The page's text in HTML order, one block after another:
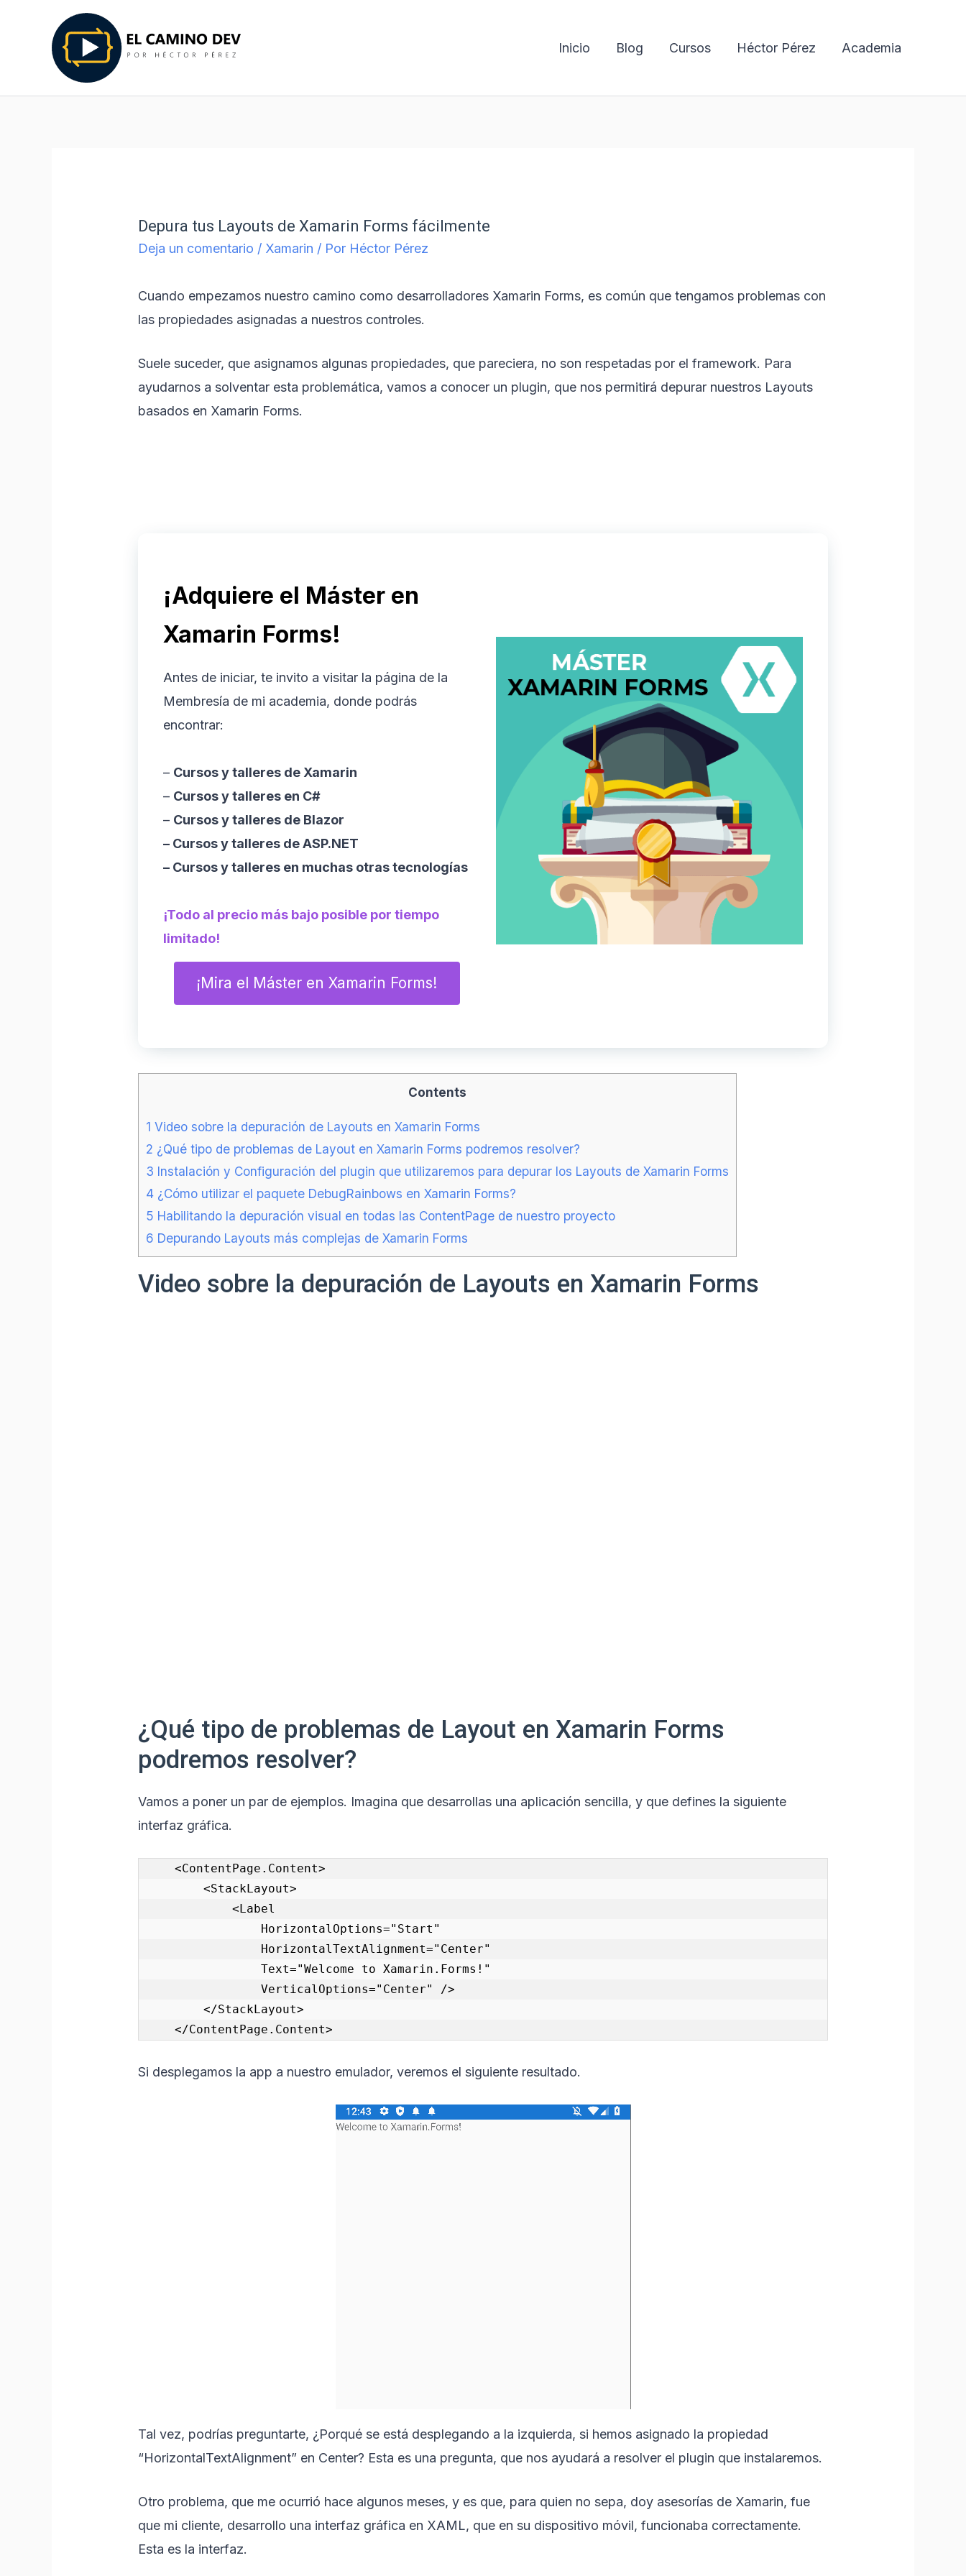
Inicio Blog Cursos Héctor Pérez Academia
Depura tus Layouts de Xamarin Forms fácilmente
Deja un comentario / Xamarin / Por Héctor Pérez
Cuando empezamos nuestro camino como desarrolladores Xamarin Forms, es común que tengamos problemas con
las propiedades asignadas a nuestros controles.
Suele suceder, que asignamos algunas propiedades, que pareciera, no son respetadas por el framework. Para
ayudarnos a solventar esta problemática, vamos a conocer un plugin, que nos permitirá depurar nuestros Layouts
basados en Xamarin Forms.
¡Adquiere el Máster en
Xamarin Forms!
Antes de iniciar, te invito a visitar la página de la
Membresía de mi academia, donde podrás
encontrar:
– Cursos y talleres de Xamarin
– Cursos y talleres en C#
– Cursos y talleres de Blazor
– Cursos y talleres de ASP.NET
– Cursos y talleres en muchas otras tecnologías
¡Todo al precio más bajo posible por tiempo
limitado!
¡Mira el Máster en Xamarin Forms!
Contents
1 Video sobre la depuración de Layouts en Xamarin Forms
2 ¿Qué tipo de problemas de Layout en Xamarin Forms podremos resolver?
3 Instalación y Configuración del plugin que utilizaremos para depurar los Layouts de Xamarin Forms
4 ¿Cómo utilizar el paquete DebugRainbows en Xamarin Forms?
5 Habilitando la depuración visual en todas las ContentPage de nuestro proyecto
6 Depurando Layouts más complejas de Xamarin Forms
Video sobre la depuración de Layouts en Xamarin Forms
¿Qué tipo de problemas de Layout en Xamarin Forms
podremos resolver?
Vamos a poner un par de ejemplos. Imagina que desarrollas una aplicación sencilla, y que defines la siguiente
interfaz gráfica.
    <ContentPage.Content>
        <StackLayout>
            <Label
                Text="Welcome to Xamarin.Forms!"
                VerticalOptions="Center" />
        </StackLayout>
    </ContentPage.Content>
Si desplegamos la app a nuestro emulador, veremos el siguiente resultado.
Tal vez, podrías preguntarte, ¿Porqué se está desplegando a la izquierda, si hemos asignado la propiedad
“HorizontalTextAlignment” en Center? Esta es una pregunta, que nos ayudará a resolver el plugin que instalaremos.
Otro problema, que me ocurrió hace algunos meses, y es que, para quien no sepa, doy asesorías de Xamarin, fue
que mi cliente, desarrollo una interfaz gráfica en XAML, que en su dispositivo móvil, funcionaba correctamente.
Esta es la interfaz.